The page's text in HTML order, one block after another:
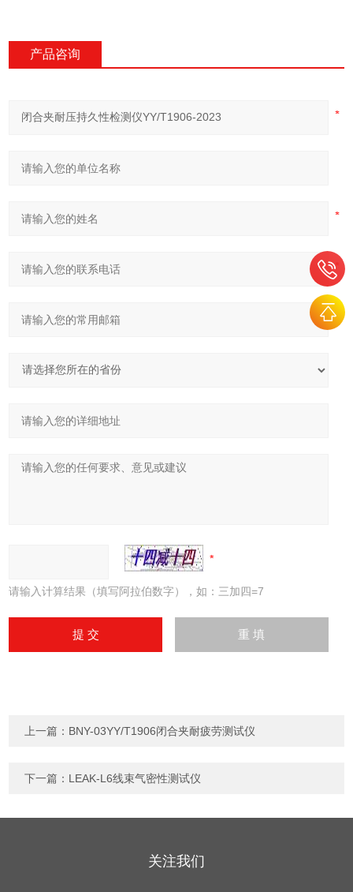
产品咨询
请输入计算结果（填写阿拉伯数字），如：三加四=7
上一篇： BNY-03YY/T1906闭合夹耐疲劳测试仪
下一篇： LEAK-L6线束气密性测试仪
关注我们